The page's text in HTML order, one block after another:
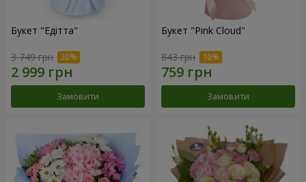
Букет "Едітта"
3 749 грн
Замовити
Букет "Pink Cloud"
843 грн
Замовити